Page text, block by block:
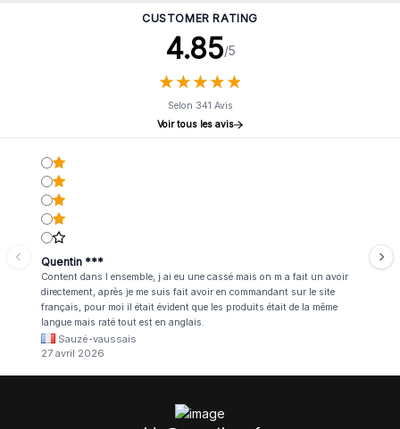
CUSTOMER RATING
4.85/5
★★★★★
★★★★★
Selon 341 Avis
Voir tous les avis
Quentin ***
Content dans l ensemble, j ai eu une cassé mais on m a fait un avoir
directement, après je me suis fait avoir en commandant sur le site
français, pour moi il était évident que les produits était de la même
langue mais raté tout est en anglais.
Sauzé-vaussais
27 avril 2026